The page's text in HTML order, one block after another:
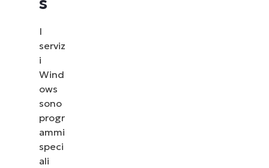
I
serviz
i
Wind
ows
sono
progr
ammi
speci
ali